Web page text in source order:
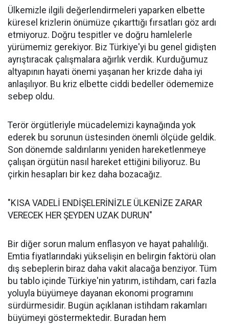
Ülkemizle ilgili değerlendirmeleri yaparken elbette
küresel krizlerin önümüze çıkarttığı fırsatları göz ardı
etmiyoruz. Doğru tespitler ve doğru hamlelerle
yürümemiz gerekiyor. Biz Türkiye'yi bu genel gidişten
ayrıştıracak çalışmalara ağırlık verdik. Kurduğumuz
altyapının hayati önemi yaşanan her krizde daha iyi
anlaşılıyor. Bu kriz elbette ciddi bedeller ödememize
sebep oldu.
Terör örgütleriyle mücadelemizi kaynağında yok
ederek bu sorunun üstesinden önemli ölçüde geldik.
Son dönemde saldırılarını yeniden hareketlenmeye
çalışan örgütün nasıl hareket ettiğini biliyoruz. Bu
çirkin hesapları bir kez daha bozacağız.
"KISA VADELİ ENDİŞELERİNİZLE ÜLKENİZE ZARAR
VERECEK HER ŞEYDEN UZAK DURUN"
Bir diğer sorun malum enflasyon ve hayat pahalılığı.
Emtia fiyatlarındaki yükselişin en belirgin faktörü olan
dış sebeplerin biraz daha vakit alacağa benziyor. Tüm
bu tablo içinde Türkiye'nin yatırım, istihdam, cari fazla
yoluyla büyümeye dayanan ekonomi programını
sürdürmesidir. Bugün açıklanan istihdam rakamları
büyümeyi göstermektedir. Buradan hem